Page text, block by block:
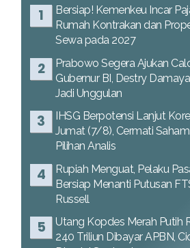
Bersiap! Kemenkeu Incar
Rumah Kontrakan dan
Sewa pada 2027
Prabowo Segera Ajukan
Gubernur BI, Destry
Jadi Unggulan
IHSG Berpotensi Lanjut
Jumat (7/8), Cermati Saham
Pilihan Analis
Rupiah Menguat, Pelaku
Bersiap Menanti Putusan
Russell
Utang Kopdes Merah Putih
240 Triliun Dibayar APBN,